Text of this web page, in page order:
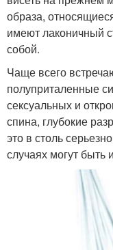
образа,
имеют лаконичный
собой.
Чаще всего
полуприталенные
сексуальных и
спина, глубокие
это в столь
случаях могут быть